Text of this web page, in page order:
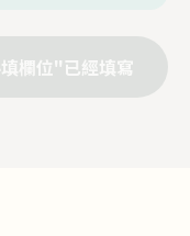
欄位"已經填寫